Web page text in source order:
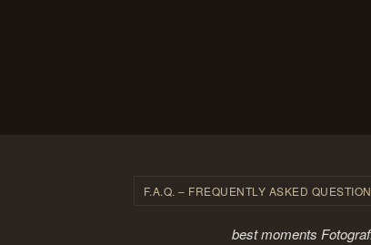
F.A.Q. – FREQUENTLY ASKED
best moments